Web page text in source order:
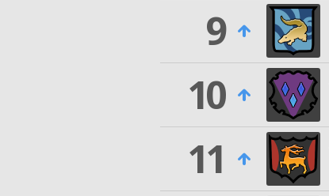
9
10
11